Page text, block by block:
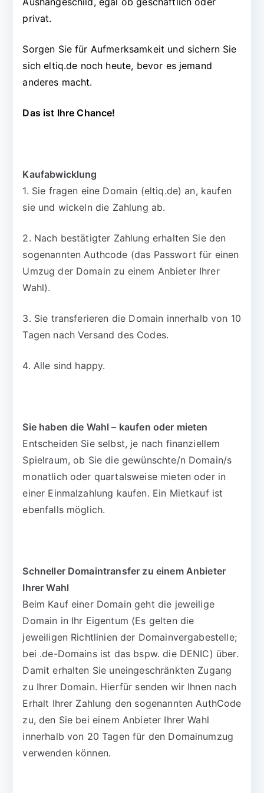
privat.
Sorgen Sie für Aufmerksamkeit und sichern Sie
sich eltiq.de noch heute, bevor es jemand
anderes macht.
Das ist Ihre Chance!
Kaufabwicklung
1. Sie fragen eine Domain (eltiq.de) an, kaufen
sie und wickeln die Zahlung ab.
2. Nach bestätigter Zahlung erhalten Sie den
sogenannten Authcode (das Passwort für einen
Umzug der Domain zu einem Anbieter Ihrer
Wahl).
3. Sie transferieren die Domain innerhalb von 10
Tagen nach Versand des Codes.
4. Alle sind happy.
Sie haben die Wahl – kaufen oder mieten
Entscheiden Sie selbst, je nach finanziellem
Spielraum, ob Sie die gewünschte/n Domain/s
monatlich oder quartalsweise mieten oder in
einer Einmalzahlung kaufen. Ein Mietkauf ist
ebenfalls möglich.
Schneller Domaintransfer zu einem Anbieter
Ihrer Wahl
Beim Kauf einer Domain geht die jeweilige
Domain in Ihr Eigentum (Es gelten die
jeweiligen Richtlinien der Domainvergabestelle;
bei .de-Domains ist das bspw. die DENIC) über.
Damit erhalten Sie uneingeschränkten Zugang
zu Ihrer Domain. Hierfür senden wir Ihnen nach
Erhalt Ihrer Zahlung den sogenannten AuthCode
zu, den Sie bei einem Anbieter Ihrer Wahl
innerhalb von 20 Tagen für den Domainumzug
verwenden können.